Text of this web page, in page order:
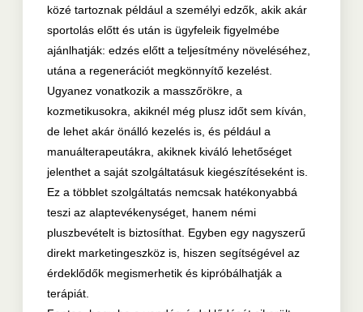
közé tartoznak például a személyi edzők, akik akár
sportolás előtt és után is ügyfeleik figyelmébe
ajánlhatják: edzés előtt a teljesítmény növeléséhez,
utána a regenerációt megkönnyítő kezelést.
Ugyanez vonatkozik a masszőrökre, a
kozmetikusokra, akiknél még plusz időt sem kíván,
de lehet akár önálló kezelés is, és például a
manuálterapeutákra, akiknek kiváló lehetőséget
jelenthet a saját szolgáltatásuk kiegészítéseként is.
Ez a többlet szolgáltatás nemcsak hatékonyabbá
teszi az alaptevékenységet, hanem némi
pluszbevételt is biztosíthat. Egyben egy nagyszerű
direkt marketingeszköz is, hiszen segítségével az
érdeklődők megismerhetik és kipróbálhatják a
terápiát.